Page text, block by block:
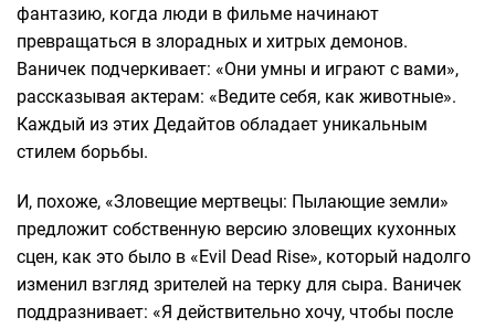
фантазию, когда люди в фильме начинают
превращаться в злорадных и хитрых демонов.
Ваничек подчеркивает: «Они умны и играют с вами»,
рассказывая актерам: «Ведите себя, как животные».
Каждый из этих Дедайтов обладает уникальным
стилем борьбы.
И, похоже, «Зловещие мертвецы: Пылающие земли»
предложит собственную версию зловещих кухонных
сцен, как это было в «Evil Dead Rise», который надолго
изменил взгляд зрителей на терку для сыра. Ваничек
поддразнивает: «Я действительно хочу, чтобы после